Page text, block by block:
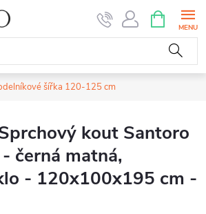
NÁKUPNÍ
KOŠÍK
šířka 120-125 cm
kout Santoro
černá matná,
- 120x100x195 cm -